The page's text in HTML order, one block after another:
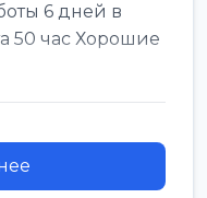
6 дней в
50 час Хорошие